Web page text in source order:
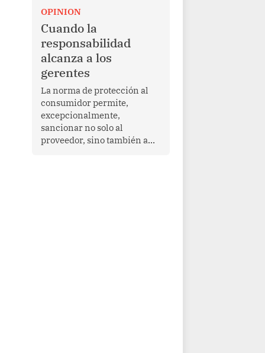
Más allá de su dimensión
religiosa, esta gira
representa una oportunidad
para reafirmar el valor del
diálogo, fortalecer los
vínculos entre los pueblos y
proyectar una imagen de
cooperación en una región
que enfrenta desafíos en
materia de desarrollo,
cohesión social y
gobernabilidad.
OPINION
Cuando la
responsabilidad
alcanza a los
gerentes
La norma de protección al
consumidor permite,
excepcionalmente,
sancionar no solo al
proveedor, sino también a